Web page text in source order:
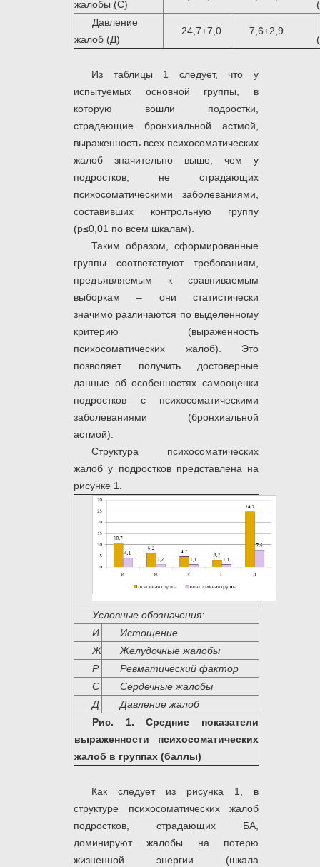
жалобы (С)
Давление
жалоб (Д)
24,7±7,0 7,6±2,9
Из таблицы 1 следует, что у
испытуемых основной группы, в
которую вошли подростки,
страдающие бронхиальной астмой,
выраженность всех психосоматических
жалоб значительно выше, чем у
подростков, не страдающих
психосоматическими заболеваниями,
составивших контрольную группу
(р≤0,01 по всем шкалам).
Таким образом, сформированные
группы соответствуют требованиям,
предъявляемым к сравниваемым
выборкам – они статистически
значимо различаются по выделенному
критерию (выраженность
психосоматических жалоб). Это
позволяет получить достоверные
данные об особенностях самооценки
подростков с психосоматическими
заболеваниями (бронхиальной
астмой).
Структура психосоматических
жалоб у подростков представлена на
рисунке 1.
Условные обозначения:
И
Истощение
Ж
Желудочные жалобы
Р
Ревматический фактор
С
Сердечные жалобы
Д
Давление жалоб
Рис. 1. Средние показатели
выраженности психосоматических
жалоб в группах (баллы)
Как следует из рисунка 1, в
структуре психосоматических жалоб
подростков, страдающих БА,
доминируют жалобы на потерю
жизненной энергии (шкала